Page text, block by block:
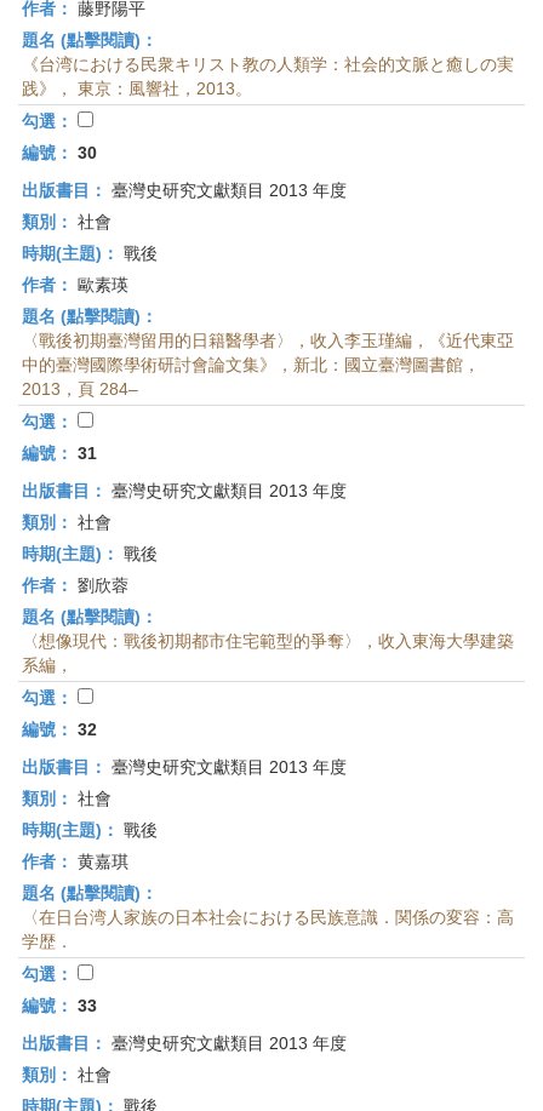
作者： 藤野陽平
題名 (點擊閱讀)：
《台湾における民衆キリスト教の人類学：社会的文脈と癒しの実
践》， 東京：風響社，2013。
勾選：
編號： 30
出版書目： 臺灣史研究文獻類目 2013 年度
類別： 社會
時期(主題)： 戰後
作者： 歐素瑛
題名 (點擊閱讀)：
〈戰後初期臺灣留用的日籍醫學者〉，收入李玉瑾編，《近代東亞
中的臺灣國際學術研討會論文集》，新北：國立臺灣圖書館，
2013，頁 284–
勾選：
編號： 31
出版書目： 臺灣史研究文獻類目 2013 年度
類別： 社會
時期(主題)： 戰後
作者： 劉欣蓉
題名 (點擊閱讀)：
〈想像現代：戰後初期都市住宅範型的爭奪〉，收入東海大學建築
系編，
勾選：
編號： 32
出版書目： 臺灣史研究文獻類目 2013 年度
類別： 社會
時期(主題)： 戰後
作者： 黄嘉琪
題名 (點擊閱讀)：
〈在日台湾人家族の日本社会における民族意識．関係の変容：高
学歴．
勾選：
編號： 33
出版書目： 臺灣史研究文獻類目 2013 年度
類別： 社會
時期(主題)： 戰後